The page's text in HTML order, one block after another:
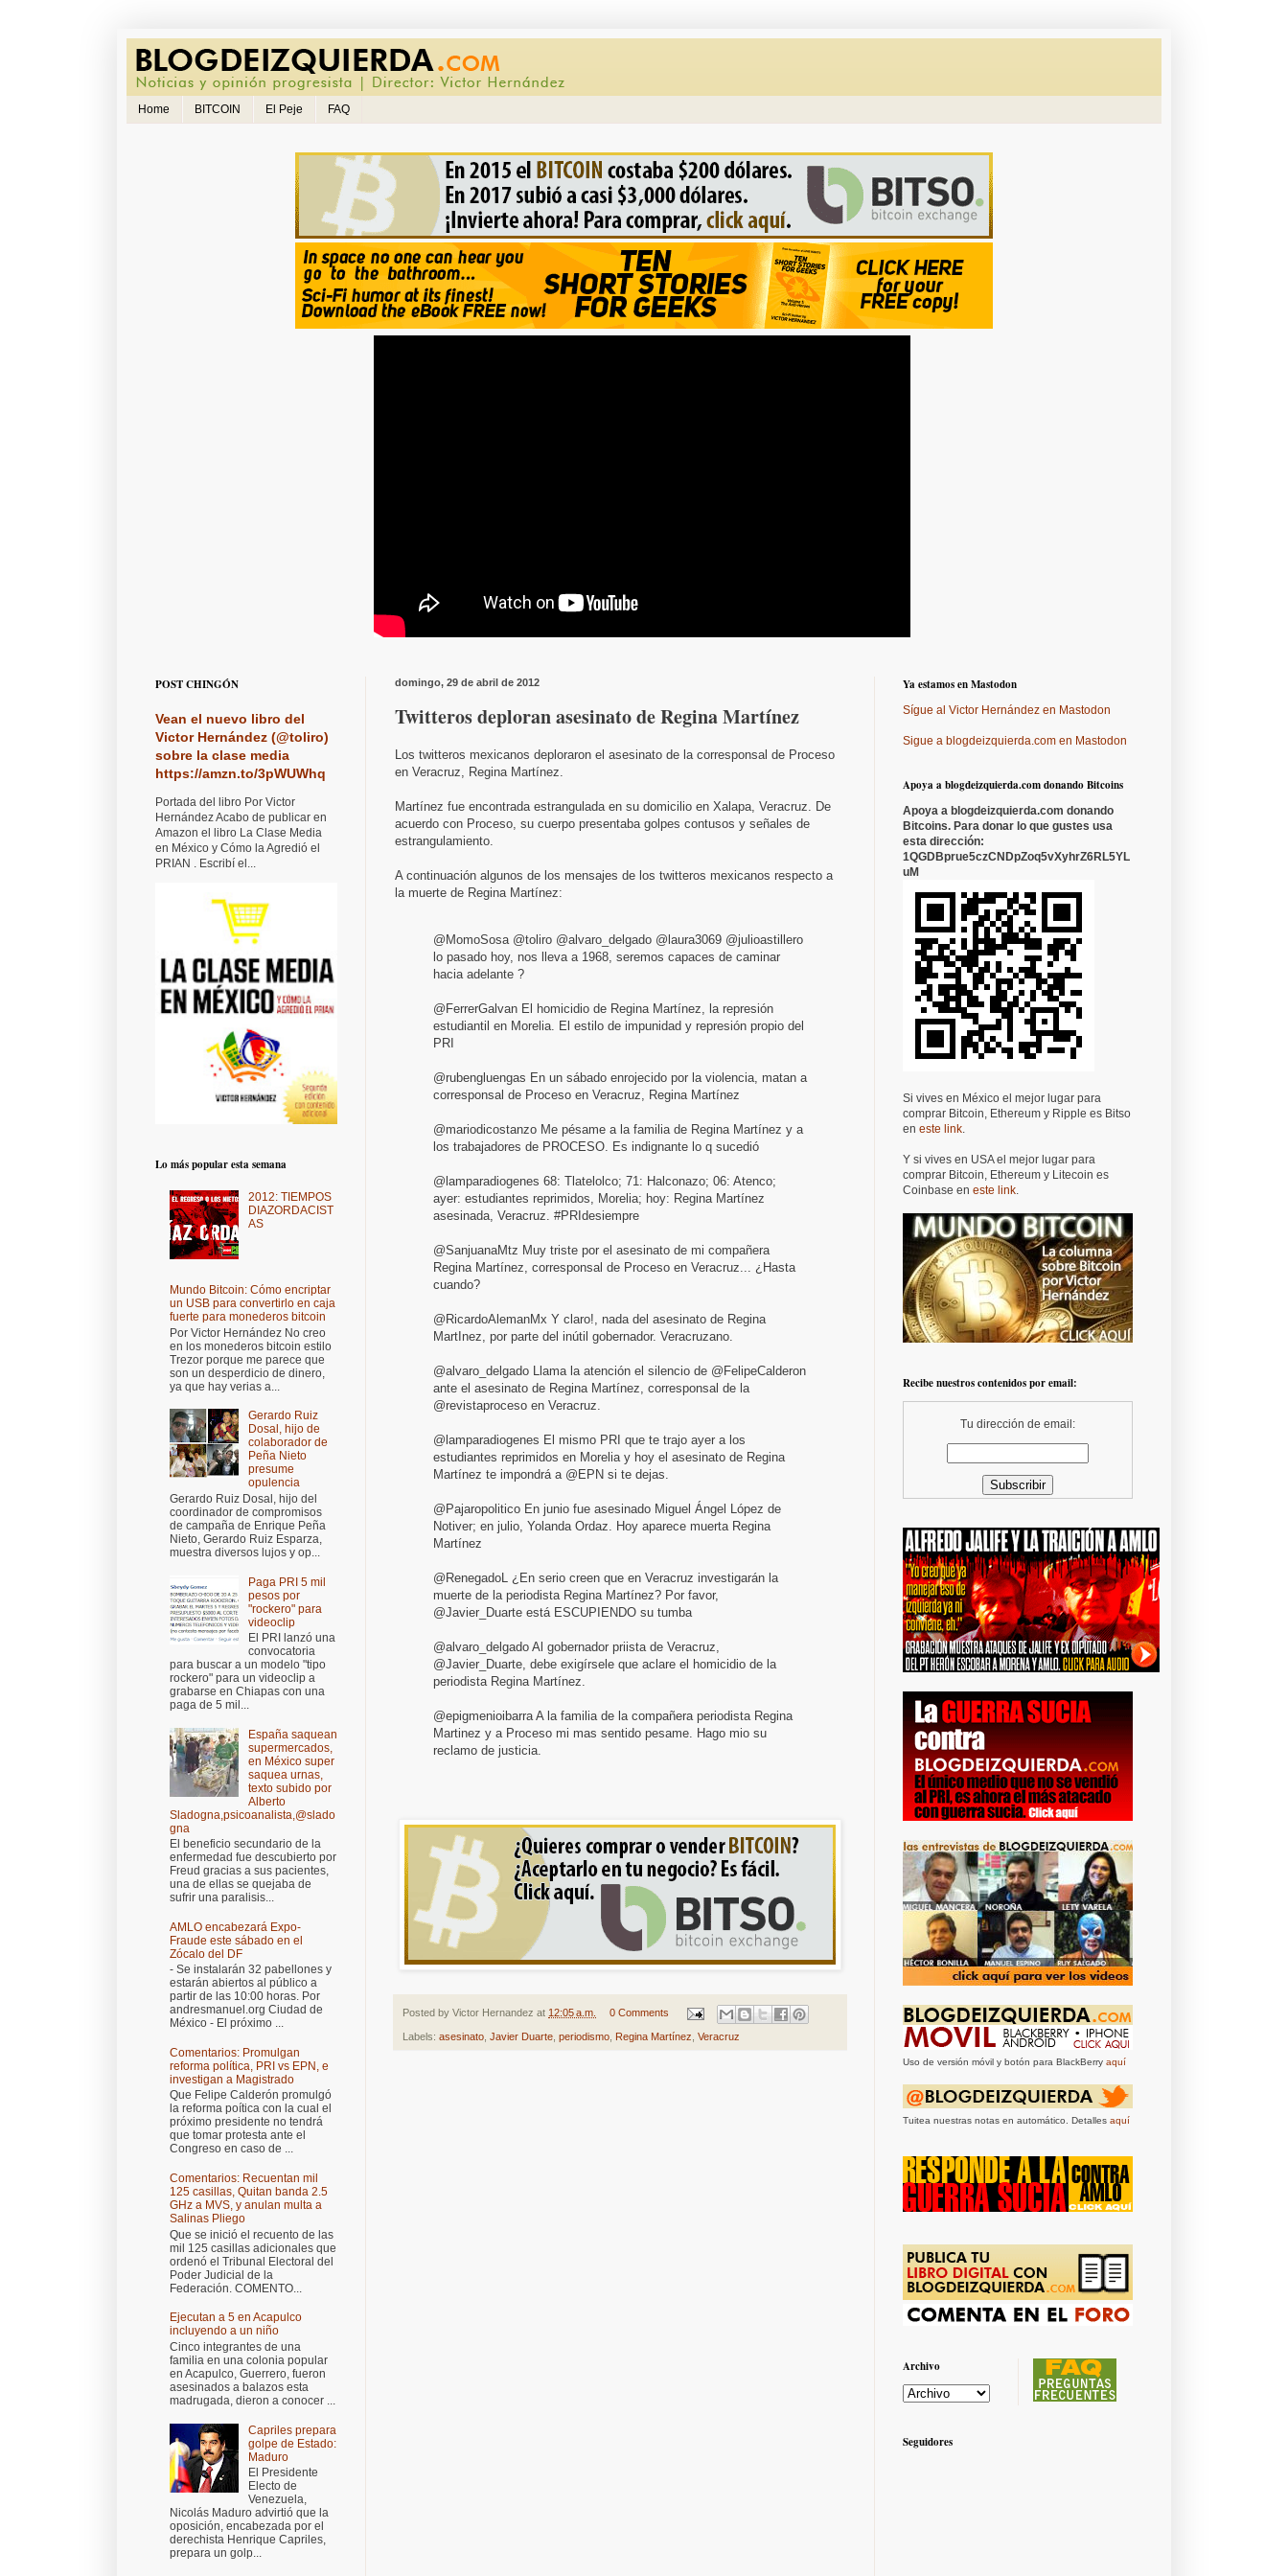
Home BITCOIN El Peje FAQ
domingo, 29 de abril de 2012
Twitteros deploran asesinato de Regina Martínez
Los twitteros mexicanos deploraron el asesinato de la corresponsal de Proceso
en Veracruz, Regina Martínez.
Martínez fue encontrada estrangulada en su domicilio en Xalapa, Veracruz. De
acuerdo con Proceso, su cuerpo presentaba golpes contusos y señales de
estrangulamiento.
A continuación algunos de los mensajes de los twitteros mexicanos respecto a
la muerte de Regina Martínez:
@MomoSosa @toliro @alvaro_delgado @laura3069 @julioastillero
lo pasado hoy, nos lleva a 1968, seremos capaces de caminar
hacia adelante ?
@FerrerGalvan El homicidio de Regina Martínez, la represión
estudiantil en Morelia. El estilo de impunidad y represión propio del
PRI
@rubengluengas En un sábado enrojecido por la violencia, matan a
corresponsal de Proceso en Veracruz, Regina Martínez
@mariodicostanzo Me pésame a la familia de Regina Martínez y a
los trabajadores de PROCESO. Es indignante lo q sucedió
@lamparadiogenes 68: Tlatelolco; 71: Halconazo; 06: Atenco;
ayer: estudiantes reprimidos, Morelia; hoy: Regina Martínez
asesinada, Veracruz. #PRIdesiempre
@SanjuanaMtz Muy triste por el asesinato de mi compañera
Regina Martínez, corresponsal de Proceso en Veracruz... ¿Hasta
cuando?
@RicardoAlemanMx Y claro!, nada del asesinato de Regina
MartInez, por parte del inútil gobernador. Veracruzano.
@alvaro_delgado Llama la atención el silencio de @FelipeCalderon
ante el asesinato de Regina Martínez, corresponsal de la
@revistaproceso en Veracruz.
@lamparadiogenes El mismo PRI que te trajo ayer a los
estudiantes reprimidos en Morelia y hoy el asesinato de Regina
Martínez te impondrá a @EPN si te dejas.
@Pajaropolitico En junio fue asesinado Miguel Ángel López de
Notiver; en julio, Yolanda Ordaz. Hoy aparece muerta Regina
Martínez
@RenegadoL ¿En serio creen que en Veracruz investigarán la
muerte de la periodista Regina Martínez? Por favor,
@Javier_Duarte está ESCUPIENDO su tumba
@alvaro_delgado Al gobernador priista de Veracruz,
@Javier_Duarte, debe exigírsele que aclare el homicidio de la
periodista Regina Martínez.
@epigmenioibarra A la familia de la compañera periodista Regina
Martinez y a Proceso mi mas sentido pesame. Hago mio su
reclamo de justicia.
Posted by Victor Hernandez at 12:05 a.m. 0 Comments
Labels: asesinato Javier Duarte periodismo Regina Martínez Veracruz
POST CHINGÓN
Vean el nuevo libro del
Victor Hernández (@toliro)
sobre la clase media
https://amzn.to/3pWUWhq
Portada del libro Por Victor
Hernández Acabo de publicar en
Amazon el libro La Clase Media
en México y Cómo la Agredió el
PRIAN . Escribí el...
Lo más popular esta semana
2012: TIEMPOS
DIAZORDACIST
AS
Mundo Bitcoin: Cómo encriptar
un USB para convertirlo en caja
fuerte para monederos bitcoin
Por Victor Hernández No creo
en los monederos bitcoin estilo
Trezor porque me parece que
son un desperdicio de dinero,
ya que hay verias a...
Gerardo Ruiz
Dosal, hijo de
colaborador de
Peña Nieto
presume
opulencia
Gerardo Ruiz Dosal, hijo del
coordinador de compromisos
de campaña de Enrique Peña
Nieto, Gerardo Ruiz Esparza,
muestra diversos lujos y op...
Paga PRI 5 mil
pesos por
"rockero" para
videoclip
El PRI lanzó una
convocatoria
para buscar a un modelo "tipo
rockero" para un videoclip a
grabarse en Chiapas con una
paga de 5 mil...
España saquean
supermercados,
en México super
saquea urnas,
texto subido por
Alberto
Sladogna,psicoanalista,@slado
gna
El beneficio secundario de la
enfermedad fue descubierto por
Freud gracias a sus pacientes,
una de ellas se quejaba de
sufrir una paralisis...
AMLO encabezará Expo-
Fraude este sábado en el
Zócalo del DF
- Se instalarán 32 pabellones y
estarán abiertos al público a
partir de las 10:00 horas. Por
andresmanuel.org Ciudad de
México - El próximo ...
Comentarios: Promulgan
reforma política, PRI vs EPN, e
investigan a Magistrado
Que Felipe Calderón promulgó
la reforma poítica con la cual el
próximo presidente no tendrá
que tomar protesta ante el
Congreso en caso de ...
Comentarios: Recuentan mil
125 casillas, Quitan banda 2.5
GHz a MVS, y anulan multa a
Salinas Pliego
Que se inició el recuento de las
mil 125 casillas adicionales que
ordenó el Tribunal Electoral del
Poder Judicial de la
Federación. COMENTO...
Ejecutan a 5 en Acapulco
incluyendo a un niño
Cinco integrantes de una
familia en una colonia popular
en Acapulco, Guerrero, fueron
asesinados a balazos esta
madrugada, dieron a conocer ...
Capriles prepara
golpe de Estado:
Maduro
El Presidente
Electo de
Venezuela,
Nicolás Maduro advirtió que la
oposición, encabezada por el
derechista Henrique Capriles,
prepara un golp...
Ya estamos en Mastodon
Sígue al Victor Hernández en Mastodon
Sigue a blogdeizquierda.com en Mastodon
Apoya a blogdeizquierda.com donando Bitcoins
Apoya a blogdeizquierda.com donando
Bitcoins. Para donar lo que gustes usa
esta dirección:
1QGDBprue5czCNDpZoq5vXyhrZ6RL5YL
uM
Si vives en México el mejor lugar para
comprar Bitcoin, Ethereum y Ripple es Bitso
en este link.
Y si vives en USA el mejor lugar para
comprar Bitcoin, Ethereum y Litecoin es
Coinbase en este link.
Recibe nuestros contenidos por email:
Tu dirección de email:
Uso de versión móvil y botón para BlackBerry aquí
Tuitea nuestras notas en automático. Detalles aquí
Archivo
Seguidores